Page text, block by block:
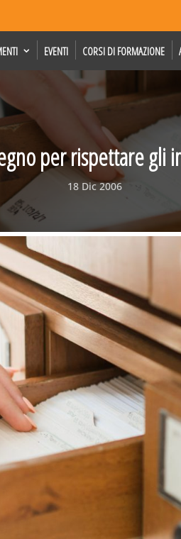
EVENTI CORSI DI FORMAZIONE
per rispettare gli
18 Dic 2006